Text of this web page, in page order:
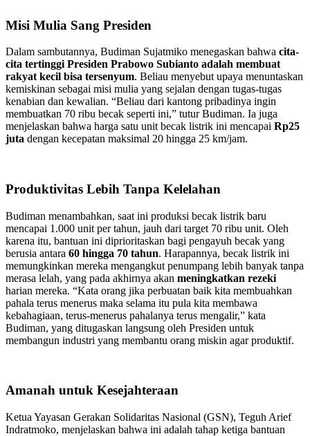
Misi Mulia Sang Presiden
Dalam sambutannya, Budiman Sujatmiko menegaskan bahwa cita-
cita tertinggi Presiden Prabowo Subianto adalah membuat
rakyat kecil bisa tersenyum. Beliau menyebut upaya menuntaskan
kemiskinan sebagai misi mulia yang sejalan dengan tugas-tugas
kenabian dan kewalian. “Beliau dari kantong pribadinya ingin
membuatkan 70 ribu becak seperti ini,” tutur Budiman. Ia juga
menjelaskan bahwa harga satu unit becak listrik ini mencapai Rp25
juta dengan kecepatan maksimal 20 hingga 25 km/jam.
Produktivitas Lebih Tanpa Kelelahan
Budiman menambahkan, saat ini produksi becak listrik baru
mencapai 1.000 unit per tahun, jauh dari target 70 ribu unit. Oleh
karena itu, bantuan ini diprioritaskan bagi pengayuh becak yang
berusia antara 60 hingga 70 tahun. Harapannya, becak listrik ini
memungkinkan mereka mengangkut penumpang lebih banyak tanpa
merasa lelah, yang pada akhirnya akan meningkatkan rezeki
harian mereka. “Kata orang jika perbuatan baik kita membuahkan
pahala terus menerus maka selama itu pula kita membawa
kebahagiaan, terus-menerus pahalanya terus mengalir,” kata
Budiman, yang ditugaskan langsung oleh Presiden untuk
membangun industri yang membantu orang miskin agar produktif.
Amanah untuk Kesejahteraan
Ketua Yayasan Gerakan Solidaritas Nasional (GSN), Teguh Arief
Indratmoko, menjelaskan bahwa ini adalah tahap ketiga bantuan